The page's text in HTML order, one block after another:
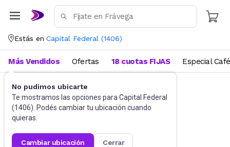
Estás en Capital Federal (1406)
No pudimos ubicarte
Te mostramos las opciones para Capital Federal
(1406). Podés cambiar tu ubicación cuando
quieras.
cambiar ubicación cerrar
Más Vendidos Ofertas 18 cuotas FIJAS Especial Café
Cubiertos Sets de cubiertos